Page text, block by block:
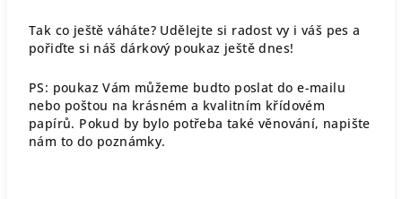
Tak co ještě váháte? Udělejte si radost vy i váš pes a
pořiďte si náš dárkový poukaz ještě dnes!
PS: poukaz Vám můžeme budto poslat do e-mailu
nebo poštou na krásném a kvalitním křídovém
papírů. Pokud by bylo potřeba také věnování, napište
nám to do poznámky.